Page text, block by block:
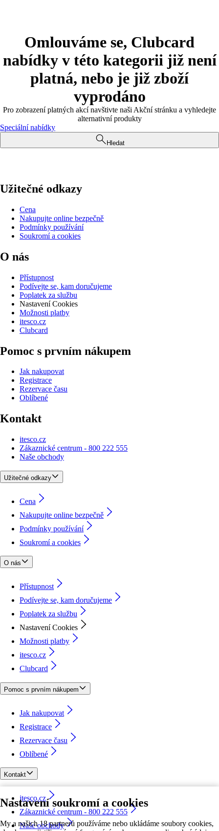
Nastavení soukromí a cookies
My a našich 18 partnerů používáme nebo ukládáme soubory cookies,
Omlouváme se, Clubcard
nabídky v této kategorii již není
platná, nebo je již zboží
vyprodáno
Pro zobrazení platných akcí navštivte naši Akční stránku a vyhledejte
alternativní produkty
Speciální nabídky
Hledat
Užitečné odkazy
Cena
Nakupujte online bezpečně
Podmínky používání
Soukromí a cookies
O nás
Přístupnost
Podívejte se, kam doručujeme
Poplatek za službu
Nastavení Cookies
Možnosti platby
itesco.cz
Clubcard
Pomoc s prvním nákupem
Jak nakupovat
Registrace
Rezervace času
Oblíbené
Kontakt
itesco.cz
Zákaznické centrum - 800 222 555
Naše obchody
Užitečné odkazy
Cena
Nakupujte online bezpečně
Podmínky používání
Soukromí a cookies
O nás
Přístupnost
Podívejte se, kam doručujeme
Poplatek za službu
Nastavení Cookies
Možnosti platby
itesco.cz
Clubcard
Pomoc s prvním nákupem
Jak nakupovat
Registrace
Rezervace času
Oblíbené
Kontakt
itesco.cz
Zákaznické centrum - 800 222 555
Naše obchody